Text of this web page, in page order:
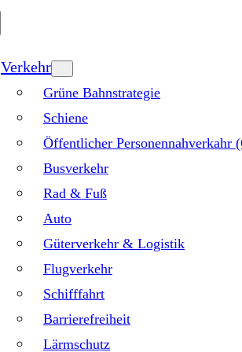
Verkehr
Grüne Bahnstrategie
Schiene
Öffentlicher Personennahverkahr
Busverkehr
Rad & Fuß
Auto
Güterverkehr & Logistik
Flugverkehr
Schifffahrt
Barrierefreiheit
Lärmschutz